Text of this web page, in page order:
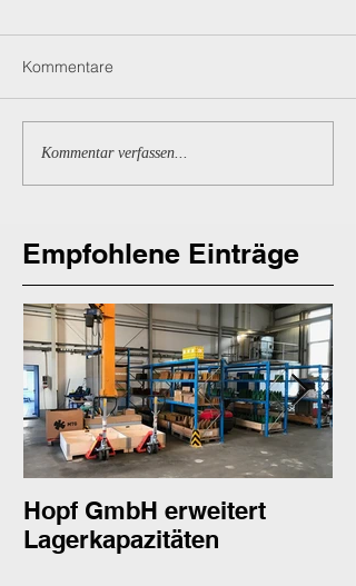
Kommentare
Kommentar verfassen...
Empfohlene Einträge
Hopf GmbH erweitert
Lagerkapazitäten